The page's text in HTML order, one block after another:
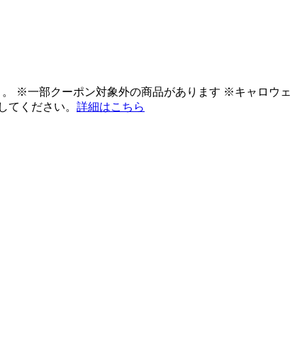
※一部クーポン対象外の商品があります ※キャロウ
てください。 詳細はこちら